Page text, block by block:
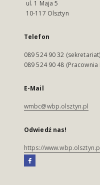
ul. 1 Maja 5
10-117 Olsztyn
Telefon
089 524 90 32 (sekretariat)
089 524 90 48 (Pracownia
E-Mail
wmbc@wbp.olsztyn.pl
Odwiedź nas!
https://